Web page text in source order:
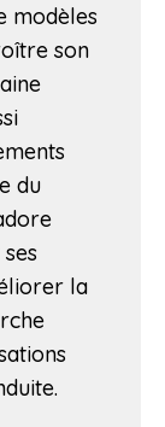
modèles
son
du
la